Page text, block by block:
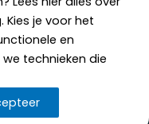
Kies je voor het
en
technieken die